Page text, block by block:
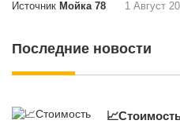
Источник Мойка 78 1 Август
Последние новости